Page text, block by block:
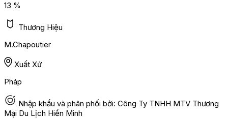
13 %
Thương Hiệu
M.Chapoutier
Xuất Xứ
Pháp
Nhập khẩu và phân phối bởi: Công Ty TNHH MTV Thương
Mại Du Lịch Hiền Minh